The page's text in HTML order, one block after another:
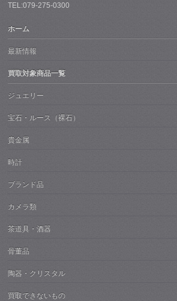
TEL:079-275-0300
ホーム
最新情報
買取対象商品一覧
ジュエリー
宝石・ルース（裸石）
貴金属
時計
ブランド品
カメラ類
茶道具・酒器
骨董品
陶器・クリスタル
買取できないもの